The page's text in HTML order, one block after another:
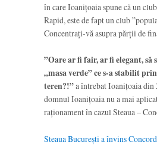
în care Ioanițoaia spune că un
Rapid, este de fapt un club
Concentrați-vă asupra părții de
”Oare ar fi fair, ar fi elegant, să
„masa verde” ce s-a stabilit
teren?!”a întrebat Ioanițoaia din
domnul Ioanițoaia nu a mai
raționament în cazul Steaua –
Steaua București a învins